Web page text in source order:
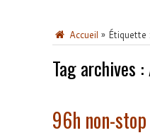
Accueil » Étiquette :
Tag archives :
96h non-